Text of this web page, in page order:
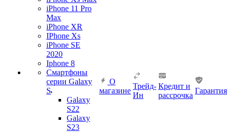
iPhone 11 Pro
Max
iPhone XR
IPhone Xs
iPhone SE
2020
Iphone 8
Смартфоны
серии Galaxy
S
Galaxy
S22
Galaxy
S23
О
магазине
Трейд-
Ин
Кредит и
рассрочка
Гарантия